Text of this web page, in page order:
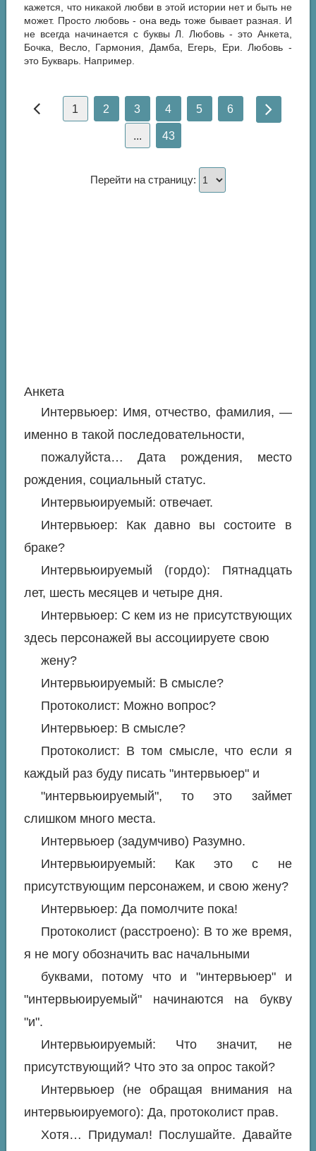
кажется, что никакой любви в этой истории нет и быть не
может. Просто любовь - она ведь тоже бывает разная. И
не всегда начинается с буквы Л. Любовь - это Анкета,
Бочка, Весло, Гармония, Дамба, Егерь, Ери. Любовь -
это Букварь. Например.
1 2 3 4 5 6
... 43
Перейти на страницу:
Анкета
Интервьюер: Имя, отчество, фамилия, —
именно в такой последовательности,
пожалуйста… Дата рождения, место
рождения, социальный статус.
Интервьюируемый: отвечает.
Интервьюер: Как давно вы состоите в
браке?
Интервьюируемый (гордо): Пятнадцать
лет, шесть месяцев и четыре дня.
Интервьюер: С кем из не присутствующих
здесь персонажей вы ассоциируете свою
жену?
Интервьюируемый: В смысле?
Протоколист: Можно вопрос?
Интервьюер: В смысле?
Протоколист: В том смысле, что если я
каждый раз буду писать "интервьюер" и
"интервьюируемый", то это займет
слишком много места.
Интервьюер (задумчиво) Разумно.
Интервьюируемый: Как это с не
присутствующим персонажем, и свою жену?
Интервьюер: Да помолчите пока!
Протоколист (расстроено): В то же время,
я не могу обозначить вас начальными
буквами, потому что и "интервьюер" и
"интервьюируемый" начинаются на букву
"и".
Интервьюируемый: Что значит, не
присутствующий? Что это за опрос такой?
Интервьюер (не обращая внимания на
интервьюируемого): Да, протоколист прав.
Хотя… Придумал! Послушайте. Давайте